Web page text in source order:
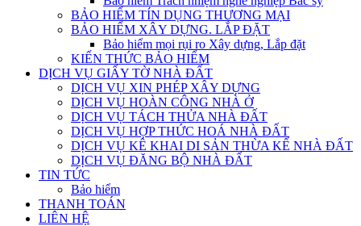
BẢO HIỂM TÍN DỤNG THƯƠNG MẠI
BẢO HIỂM XÂY DỰNG. LẮP ĐẶT
Bảo hiểm mọi rụi ro Xây dựng, Lắp đặt
KIẾN THỨC BẢO HIỂM
DỊCH VỤ GIẤY TỜ NHÀ ĐẤT
DỊCH VỤ XIN PHÉP XÂY DỰNG
DỊCH VỤ HOÀN CÔNG NHÀ Ở
DỊCH VỤ TÁCH THỬA NHÀ ĐẤT
DỊCH VỤ HỢP THỨC HOÁ NHÀ ĐẤT
DỊCH VỤ KÊ KHAI DI SẢN THỪA KẾ NHÀ ĐẤT
DỊCH VỤ ĐĂNG BỘ NHÀ ĐẤT
TIN TỨC
Bảo hiểm
THANH TOÁN
LIÊN HỆ